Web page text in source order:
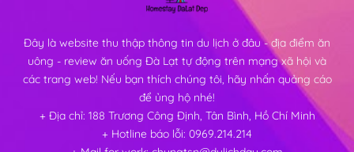
Đây là website thu thập thông tin du lịch ở đâu - địa điểm ăn
uông - review ăn uống Đà Lạt tự động trên mạng xã hội và
các trang web! Nếu bạn thích chúng tôi, hãy nhấn quảng cáo
để ủng hộ nhé!
+ Địa chỉ: 188 Trương Công Định, Tân Bình, Hồ Chí Minh
+ Hotline báo lỗi: 0969.214.214